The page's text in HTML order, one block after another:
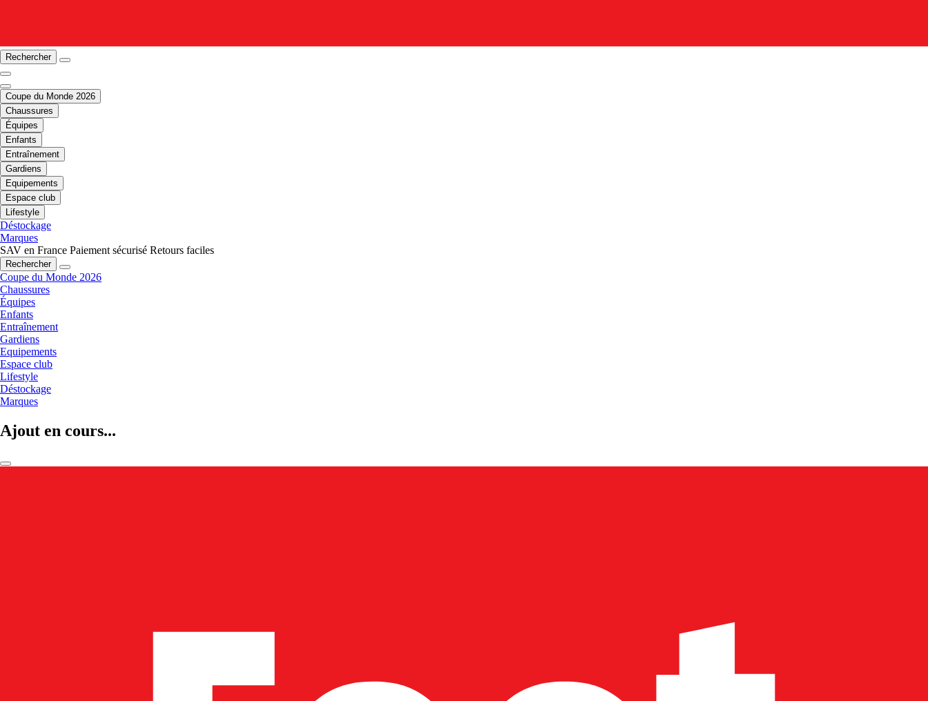
Rechercher
Coupe du Monde 2026
Chaussures
Équipes
Enfants
Entraînement
Gardiens
Equipements
Espace club
Lifestyle
Déstockage
Marques
SAV en France Paiement sécurisé Retours faciles
Rechercher
Coupe du Monde 2026
Chaussures
Équipes
Enfants
Entraînement
Gardiens
Equipements
Espace club
Lifestyle
Déstockage
Marques
Ajout en cours...